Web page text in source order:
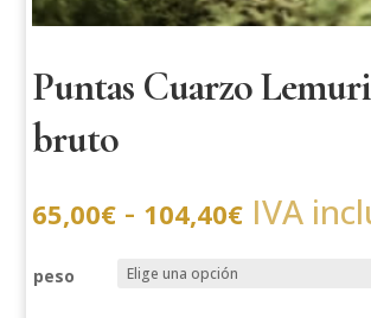
Puntas Cuarzo
bruto
65,00€ - 104,40€Rango
de
IVA
peso